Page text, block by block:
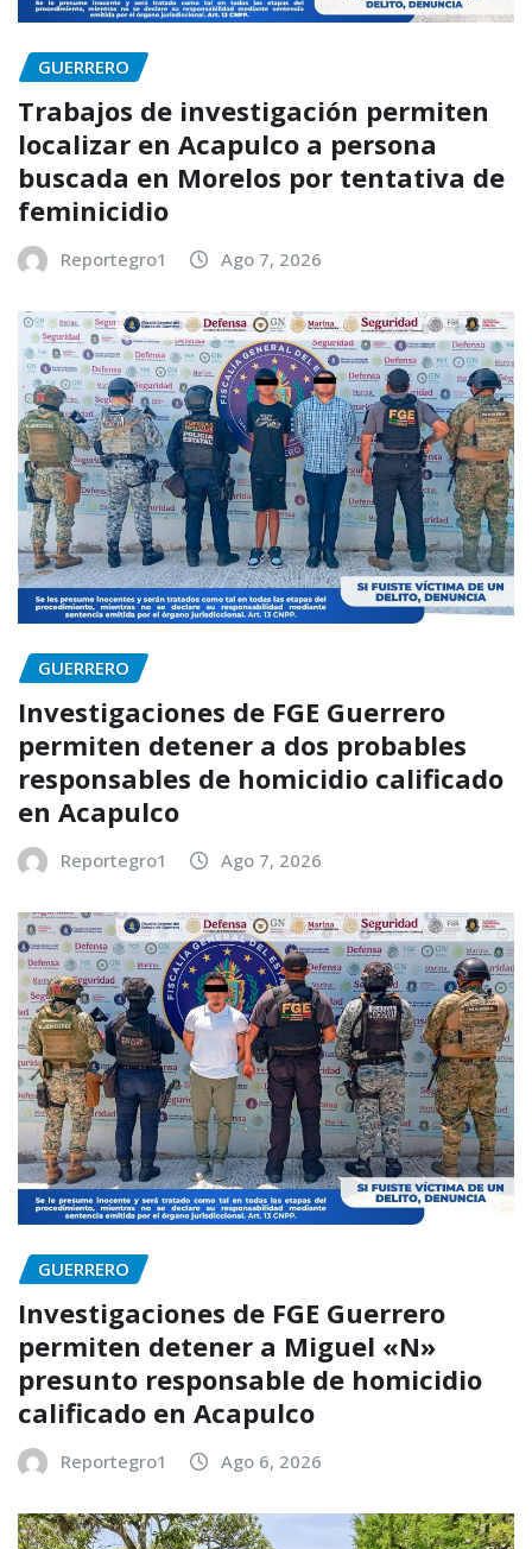
GUERRERO
Trabajos de investigación permiten
localizar en Acapulco a persona
buscada en Morelos por tentativa de
feminicidio
Reportegro1 Ago 7, 2026
GUERRERO
Investigaciones de FGE Guerrero
permiten detener a dos probables
responsables de homicidio calificado
en Acapulco
Reportegro1 Ago 7, 2026
GUERRERO
Investigaciones de FGE Guerrero
permiten detener a Miguel «N»
presunto responsable de homicidio
calificado en Acapulco
Reportegro1 Ago 6, 2026